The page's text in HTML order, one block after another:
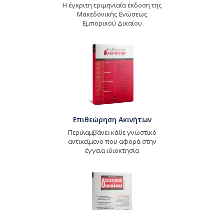
Η έγκριτη τριμηνιαία έκδοση της
Μακεδονικής Ενώσεως
Εμπορικού Δικαίου
Επιθεώρηση Ακινήτων
Περιλαμβάνει κάθε γνωστικό
αντικείμενο που αφορά στην
έγγεια ιδιοκτησία